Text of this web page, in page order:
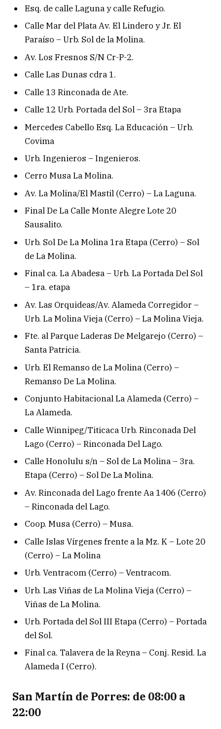
Esq. de calle Laguna y calle Refugio.
Calle Mar del Plata Av. El Lindero y Jr. El
Paraíso – Urb. Sol de la Molina.
Av. Los Fresnos S/N Cr-P-2.
Calle Las Dunas cdra 1.
Calle 13 Rinconada de Ate.
Calle 12 Urb. Portada del Sol – 3ra Etapa
Mercedes Cabello Esq. La Educación – Urb.
Covima
Urb. Ingenieros – Ingenieros.
Cerro Musa La Molina.
Av. La Molina/El Mastil (Cerro) – La Laguna.
Final De La Calle Monte Alegre Lote 20
Sausalito.
Urb. Sol De La Molina 1ra Etapa (Cerro) – Sol
de La Molina.
Final ca. La Abadesa – Urb. La Portada Del Sol
– 1ra. etapa
Av. Las Orquideas/Av. Alameda Corregidor –
Urb. La Molina Vieja (Cerro) – La Molina Vieja.
Fte. al Parque Laderas De Melgarejo (Cerro) –
Santa Patricia.
Urb. El Remanso de La Molina (Cerro) –
Remanso De La Molina.
Conjunto Habitacional La Alameda (Cerro) –
La Alameda.
Calle Winnipeg/Titicaca Urb. Rinconada Del
Lago (Cerro) – Rinconada Del Lago.
Calle Honolulu s/n – Sol de La Molina – 3ra.
Etapa (Cerro) – Sol De La Molina.
Av. Rinconada del Lago frente Aa 1406 (Cerro)
– Rinconada del Lago.
Coop. Musa (Cerro) – Musa.
Calle Islas Vírgenes frente a la Mz. K – Lote 20
(Cerro) – La Molina
Urb. Ventracom (Cerro) – Ventracom.
Urb. Las Viñas de La Molina Vieja (Cerro) –
Viñas de La Molina.
Urb. Portada del Sol III Etapa (Cerro) – Portada
del Sol.
Final ca. Talavera de la Reyna – Conj. Resid. La
Alameda I (Cerro).
San Martín de Porres: de 08:00 a
22:00